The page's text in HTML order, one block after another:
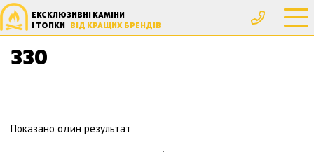
ЕКСКЛЮЗИВНІ КАМІНИ
І ТОПКИ ВІД КРАЩИХ БРЕНДІВ
330
Головна Товар Ширина, мм
Показано один результат